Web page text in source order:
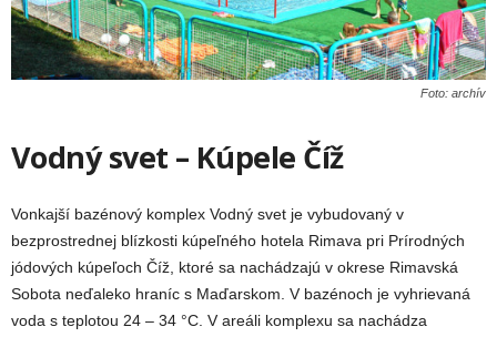
Foto: archív
Vodný svet – Kúpele Číž
Vonkajší bazénový komplex Vodný svet je vybudovaný v
bezprostrednej blízkosti kúpeľného hotela Rimava pri Prírodných
jódových kúpeľoch Číž, ktoré sa nachádzajú v okrese Rimavská
Sobota neďaleko hraníc s Maďarskom. V bazénoch je vyhrievaná
voda s teplotou 24 – 34 °C. V areáli komplexu sa nachádza